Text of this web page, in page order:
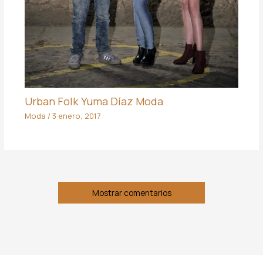
Urban Folk Yuma Díaz Moda
Moda / 3 enero, 2017
Mostrar comentarios